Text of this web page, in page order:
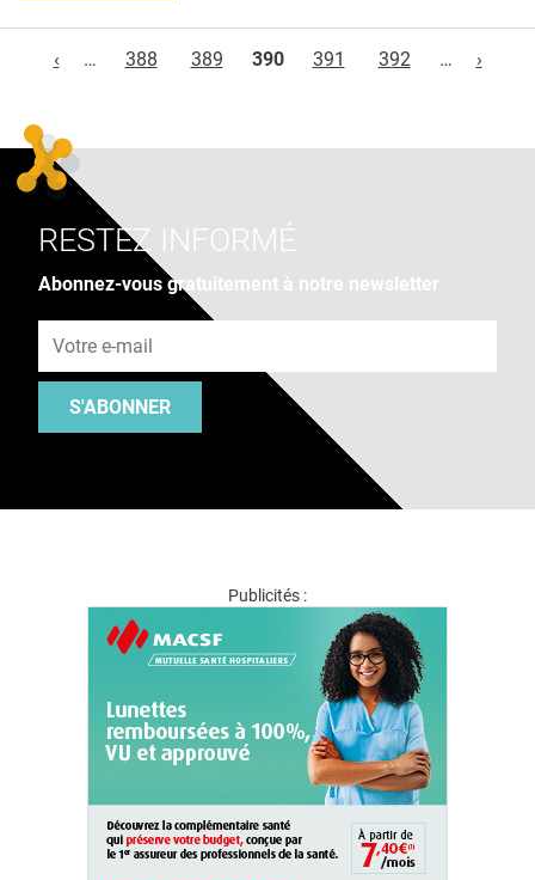
‹
… 388 389 390 391 392 … ›
RESTEZ INFORMÉ
Abonnez-vous gratuitement à notre newsletter
S'ABONNER
Publicités :